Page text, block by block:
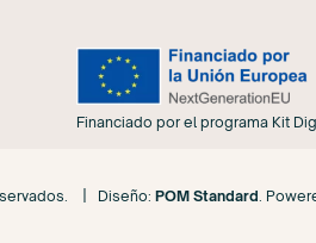
Financiado por el programa Kit
| Diseño: POM Standard.